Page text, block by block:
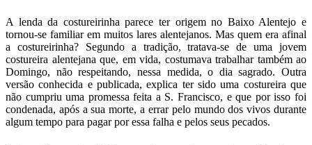
A lenda da costureirinha parece ter origem no Baixo Alentejo e
tornou-se familiar em muitos lares alentejanos. Mas quem era afinal
a costureirinha? Segundo a tradição, tratava-se de uma jovem
costureira alentejana que, em vida, costumava trabalhar também ao
Domingo, não respeitando, nessa medida, o dia sagrado. Outra
versão conhecida e publicada, explica ter sido uma costureira que
não cumpriu uma promessa feita a S. Francisco, e que por isso foi
condenada, após a sua morte, a errar pelo mundo dos vivos durante
algum tempo para pagar por essa falha e pelos seus pecados.